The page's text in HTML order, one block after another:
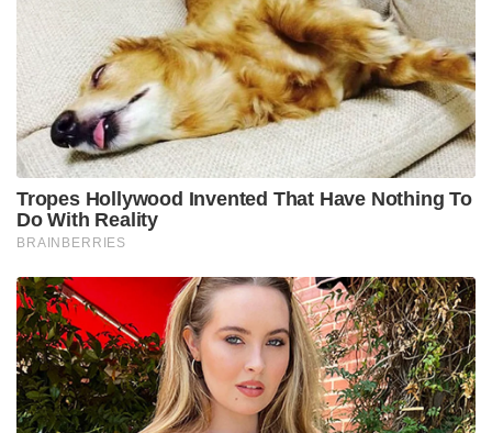
Tropes Hollywood Invented That Have Nothing To
Do With Reality
BRAINBERRIES